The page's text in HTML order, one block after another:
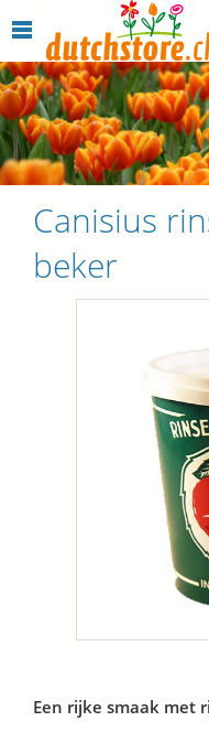
Canisius
beker
Een rijke smaak met